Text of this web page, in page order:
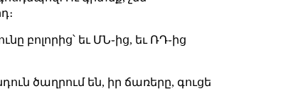
բոլորից՝ եւ ՄՆ֊ից, եւ ՌԴ֊ից
ծաղրում են, իր ճառերը, գուցե